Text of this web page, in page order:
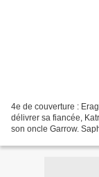
4e de couverture :
délivrer sa fiancée,
son oncle Garrow.